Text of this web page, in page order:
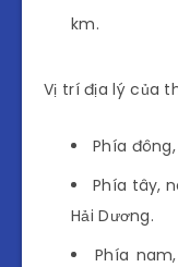
km.
Vị trí địa lý của
Phía
Phía tây,
Hải Dương.
Phía